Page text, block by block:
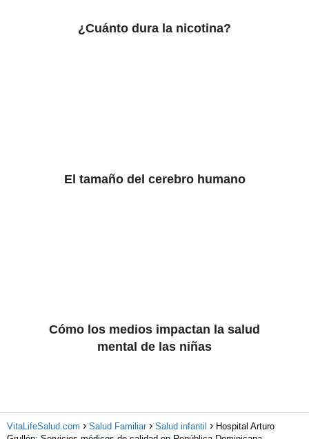
¿Cuánto dura la nicotina?
El tamaño del cerebro humano
Cómo los medios impactan la salud
mental de las niñas
VitaLifeSalud.com Salud Familiar Salud infantil
Hospital Arturo